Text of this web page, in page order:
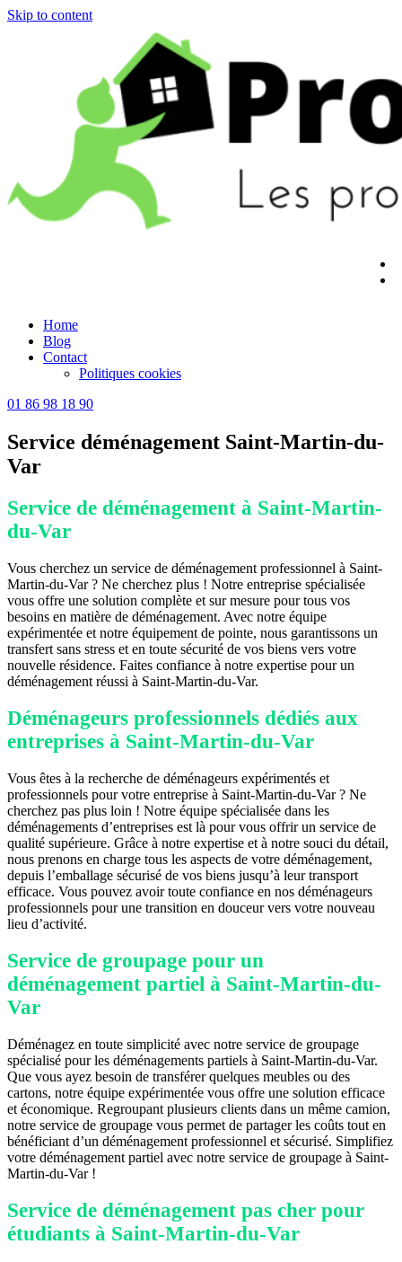
Skip to content
Home
Blog
Contact
Politiques cookies
01 86 98 18 90
Service déménagement Saint-Martin-du-
Var
Service de déménagement à Saint-Martin-
du-Var
Vous cherchez un service de déménagement professionnel à Saint-
Martin-du-Var ? Ne cherchez plus ! Notre entreprise spécialisée
vous offre une solution complète et sur mesure pour tous vos
besoins en matière de déménagement. Avec notre équipe
expérimentée et notre équipement de pointe, nous garantissons un
transfert sans stress et en toute sécurité de vos biens vers votre
nouvelle résidence. Faites confiance à notre expertise pour un
déménagement réussi à Saint-Martin-du-Var.
Déménageurs professionnels dédiés aux
entreprises à Saint-Martin-du-Var
Vous êtes à la recherche de déménageurs expérimentés et
professionnels pour votre entreprise à Saint-Martin-du-Var ? Ne
cherchez pas plus loin ! Notre équipe spécialisée dans les
déménagements d’entreprises est là pour vous offrir un service de
qualité supérieure. Grâce à notre expertise et à notre souci du détail,
nous prenons en charge tous les aspects de votre déménagement,
depuis l’emballage sécurisé de vos biens jusqu’à leur transport
efficace. Vous pouvez avoir toute confiance en nos déménageurs
professionnels pour une transition en douceur vers votre nouveau
lieu d’activité.
Service de groupage pour un
déménagement partiel à Saint-Martin-du-
Var
Déménagez en toute simplicité avec notre service de groupage
spécialisé pour les déménagements partiels à Saint-Martin-du-Var.
Que vous ayez besoin de transférer quelques meubles ou des
cartons, notre équipe expérimentée vous offre une solution efficace
et économique. Regroupant plusieurs clients dans un même camion,
notre service de groupage vous permet de partager les coûts tout en
bénéficiant d’un déménagement professionnel et sécurisé. Simplifiez
votre déménagement partiel avec notre service de groupage à Saint-
Martin-du-Var !
Service de déménagement pas cher pour
étudiants à Saint-Martin-du-Var